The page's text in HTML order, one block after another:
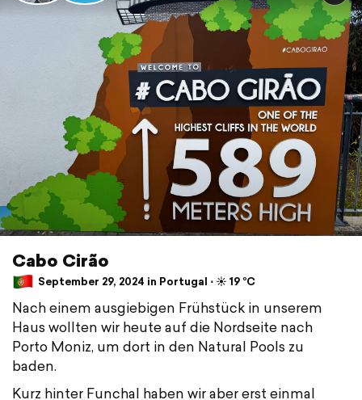
Cabo Cirão
September 29, 2024 in Portugal ⋅ ☀️ 19 °C
Nach einem ausgiebigen Frühstück in unserem
Haus wollten wir heute auf die Nordseite nach
Porto Moniz, um dort in den Natural Pools zu
baden.
Kurz hinter Funchal haben wir aber erst einmal